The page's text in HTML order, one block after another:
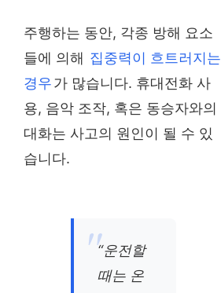
주행하는 동안, 각종 방해 요소
들에 의해 집중력이 흐트러지는
경우가 많습니다. 휴대전화 사
용, 음악 조작, 혹은 동승자와의
대화는 사고의 원인이 될 수 있
습니다.
“운전할
때는 온